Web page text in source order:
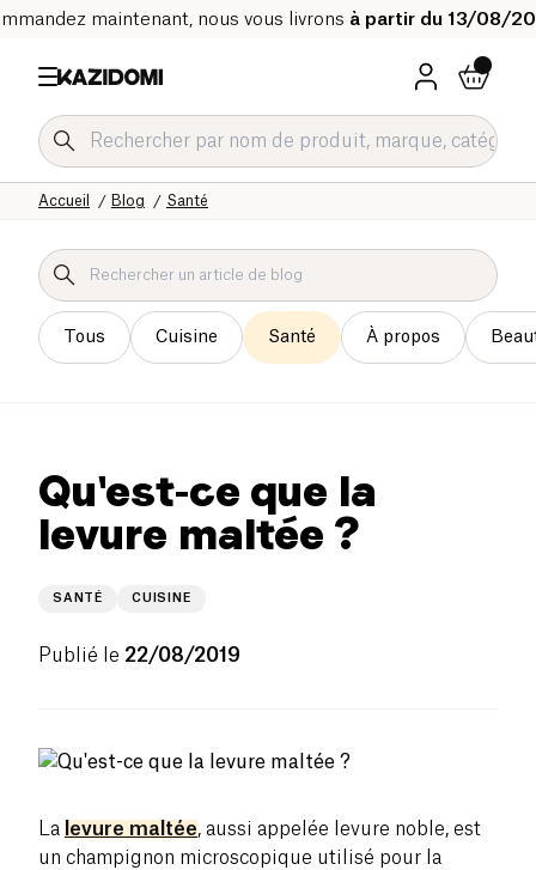
maintenant, nous vous livrons à partir du 13/08/
Santé
Blog
Accueil
Tous Cuisine Santé À propos
Qu'est-ce que la
levure maltée ?
SANTÉ CUISINE
Publié le 22/08/2019
La levure maltée, aussi appelée levure noble, est
un champignon microscopique utilisé pour la